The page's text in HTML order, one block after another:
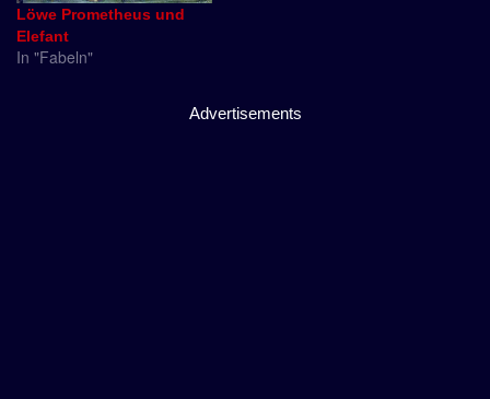
Löwe Prometheus und
Elefant
In "Fabeln"
Advertisements